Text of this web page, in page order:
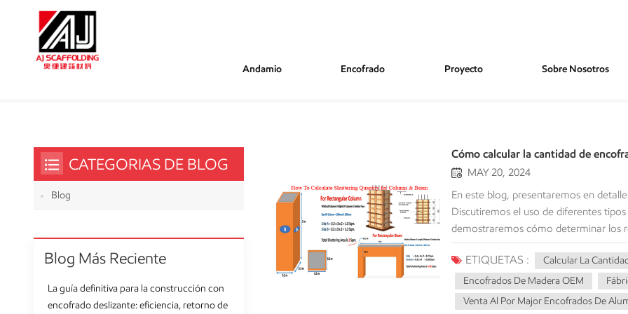
Andamio Encofrado Proyecto Sobre Nosotros
Cómo calcular la cantidad de
MAY 20, 2024
En este blog, presentaremos en detalle el método para calcular el número de encofrados. Discutiremos el uso de diferentes tipos de encofrados, los datos básicos y la preparación requerida, y demostraremos cómo determinar los requisitos de encofrados para paredes, columnas, losas, vigas y cimientos paso a paso a través de pasos de cálculo específicos. A través del análisis de casos reales y la discusión de precauciones, podrá comprender y dominar mejor el método de cálculo del número de encofrados. Conceptos básicos y terminología Antes de calcular la cantidad de Encofrado, es necesario conocer algunos conceptos y términos básicos. Estos términos le ayudarán a comprender y aplicar los métodos correctamente en todo el proceso de cálculo. A continuación se muestran algunos términos básicos y de uso común. Área Del encofrado: El área de encofrado define el área total de la superficie de encofrado que entra en contacto con el hormigón húmedo. Suele medirse en metros cuadrados (㎡). Volumen Del encofrado: El volumen de encofrado incluye el volumen de materiales de encofrado. Generalmente se mide en metros cúbicos (CUM), pero se hace referencia a él con menos frecuencia. Aunque el foco principal de la mayoría de los cálculos es el área de encofrado, puede haber algunos casos en los que el volumen de encofrado sea muy importante. Perímetro Del encofrado: El perímetro del encofrado se refiere a la longitud del perímetro exterior de la estructura encerrada por el encofrado. El perímetro del encofrado se utiliza generalmente para calcular el área de encofrado de las columnas y vigas. Altura Del encofrado: La altura del encofrado es una medida recta de la altura del encofrado desde abajo hacia arriba. La altura del encofrado se utiliza generalmente para expresar el área de encofrado de las paredes y columnas. Longitud del encofrado: La longitud del encofrado se refiere a la longitud de la dimensión horizontal o vertical del encofrado. La longitud del encofrado se utiliza generalmente para el área de encofrado de las paredes y vigas. Área de apertura: Estas son las partes de la estructura del edificio para las cuales no se requiere soporte de encofrado, como puertas, ventanas y otras aberturas. Si se calcula el área de encofrado, entonces el área de estas aberturas debe restarse del área total. Pasos de cálculo El número de encofrados se calcula de acuerdo con las obras de construcción específicas de acuerdo con la construcción específica de la pared, columna, pared, losa de piso, viga, cimientos y otras partes. Los pasos para calcular el número de Encofrados para los componentes correspondientes son los siguientes: 1. Cálculo del encofrado de paredesPaso:Paso de cálculo del encofrado de pared para determinar el tamaño de la pared: registre la altura y la longitud de la pared. Área de encofrado de pared = altura × longitud Ejemplo: si la pared tiene una altura de 3 my una longitud de 10 m, entonces el área del formulario = 3 mx 10 m = 30㎡. Resta el área del agujero: mide la altura y el ancho de la puerta, ventana u otro agujero de la pared. Área de apertura = altura de la apertura × ancho de la apertura Ejemplo: si una pared tiene un área de ventana de 2㎡, entonces el área neta del encofrado = 30㎡ -2㎡ = 28㎡.El área total del encofrado es: si hay varias paredes o hay varios agujeros en la pared, se repetirán los pasos anteriores. Sumar. 2. Cálculo del encofrado de columnasPaso:Determine el tamaño: mida la altura, el grosor y el ancho de la columna. Calcular el perímetro de la columna: Circunferencia = 2 × (ancho + espesor)P.ej. Si la columna tiene 0,5 m de espesor y 0,5 m de ancho Perímetro = 2 × (0,5 m + 0,5 m) = 2m Calcular el área del formulario para 1 sola columna: Área de la plantilla = perímetro × alturaP.ej. La altura de la columna es de 4 m, luego la columna Área de encofrado = 2 m × 4 m = 8 m² Área total de encofrado: si hay varias columnas del mismo tamaño, multiplique por el volumen de las columnas MI. gramo. Si hay 10 columnas del mismo tamaño, entonces, área total de encofrado = 8 m² × 10 = 80 m² 3. Cálculo del encofrado del pisoPaso:Se mide el área de la losa del piso: se
ETIQUETAS : Calcular La
Encofrados De Madera OEM
Venta Al Por Major Encofrados De
CATEGORIAS DE BLOG
Blog
Blog Más Reciente
La guía definitiva para la construcción con
encofrado deslizante: eficiencia, retorno de